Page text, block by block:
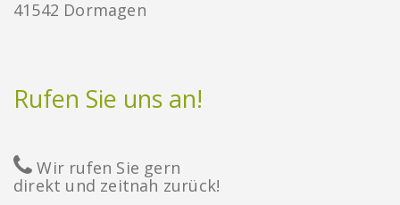
41542 Dormagen
Rufen Sie uns an!
Wir rufen Sie gern
direkt und zeitnah zurück!